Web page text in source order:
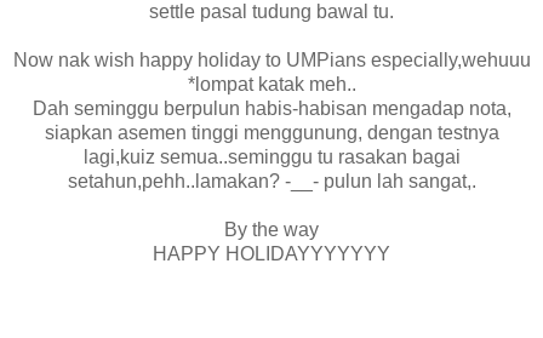
settle pasal tudung bawal tu.
Now nak wish happy holiday to UMPians especially,wehuuu
*lompat katak meh..
Dah seminggu berpulun habis-habisan mengadap nota,
siapkan asemen tinggi menggunung, dengan testnya
lagi,kuiz semua..seminggu tu rasakan bagai
setahun,pehh..lamakan? -__- pulun lah sangat,.
By the way
HAPPY HOLIDAYYYYYYY